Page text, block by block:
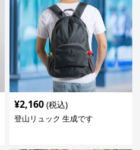
¥2,160 (税込)
登山リュック 生成です